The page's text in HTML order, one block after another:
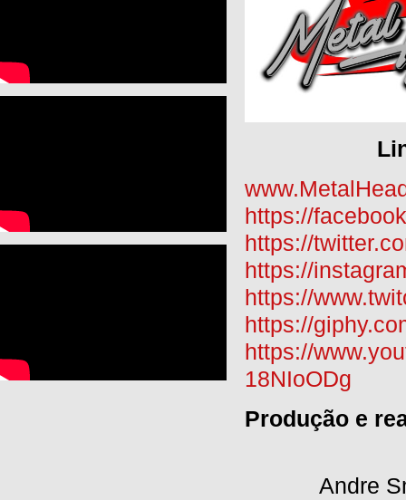
https://
https://
https://
https://
https://
https://
18NIoODg
Produção e
Andre